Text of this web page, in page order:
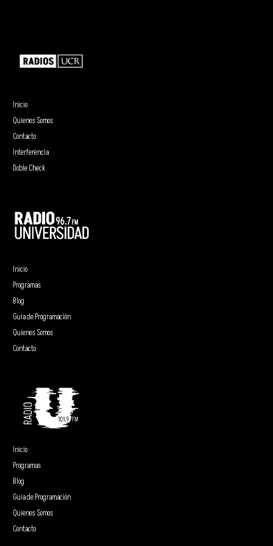
Inicio
Quienes Somos
Contacto
Interferencia
Doble Check
Inicio
Programas
Blog
Guía de Programación
Quienes Somos
Contacto
Inicio
Programas
Blog
Guía de Programación
Quienes Somos
Contacto